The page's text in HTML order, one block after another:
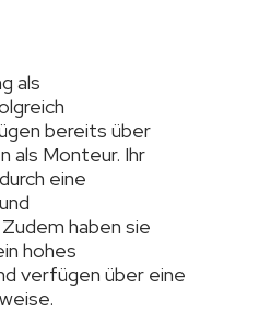
als
bereits über
als Monteur. Ihr
eine
haben sie
hohes
verfügen über eine